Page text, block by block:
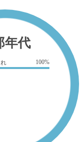
年代
100%